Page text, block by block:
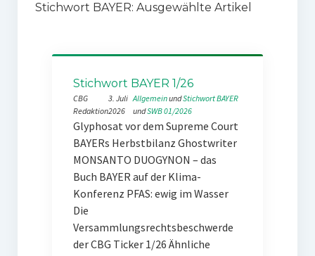
Stichwort BAYER: Ausgewählte Artikel
Stichwort BAYER 1/26
CBG
Redaktion
3. Juli
2026
Allgemein und Stichwort BAYER
und SWB 01/2026
Glyphosat vor dem Supreme Court
BAYERs Herbstbilanz Ghostwriter
MONSANTO DUOGYNON – das
Buch BAYER auf der Klima-
Konferenz PFAS: ewig im Wasser
Die
Versammlungsrechtsbeschwerde
der CBG Ticker 1/26 Ähnliche